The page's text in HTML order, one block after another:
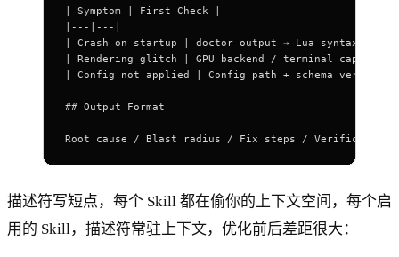
|
Symptom | First Check |
|- --|---|
|
Crash on startup | doctor output → Lua syntax
|
Rendering glitch | GPU backend / terminal
|
Config not applied | Config path + schema version |
## Output Format
Root cause / Blast radius / Fix steps / Verification
描述符写短点，每个 Skill 都在偷你的上下文空间，每个启
用的 Skill，描述符常驻上下文，优化前后差距很大：